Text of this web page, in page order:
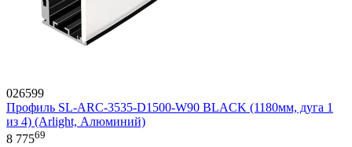
026599
Профиль SL-ARC-3535-D1500-W90 BLACK (1180мм, дуга 1
из 4) (Arlight, Алюминий)
8 77569